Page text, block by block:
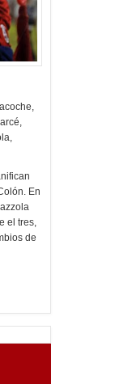
,
,
,
En
el tres,
de